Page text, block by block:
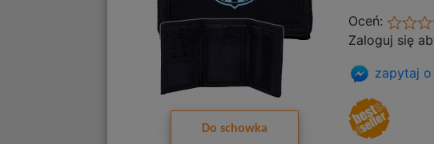
Do schowka
Oceń:
Zaloguj się
zapytaj